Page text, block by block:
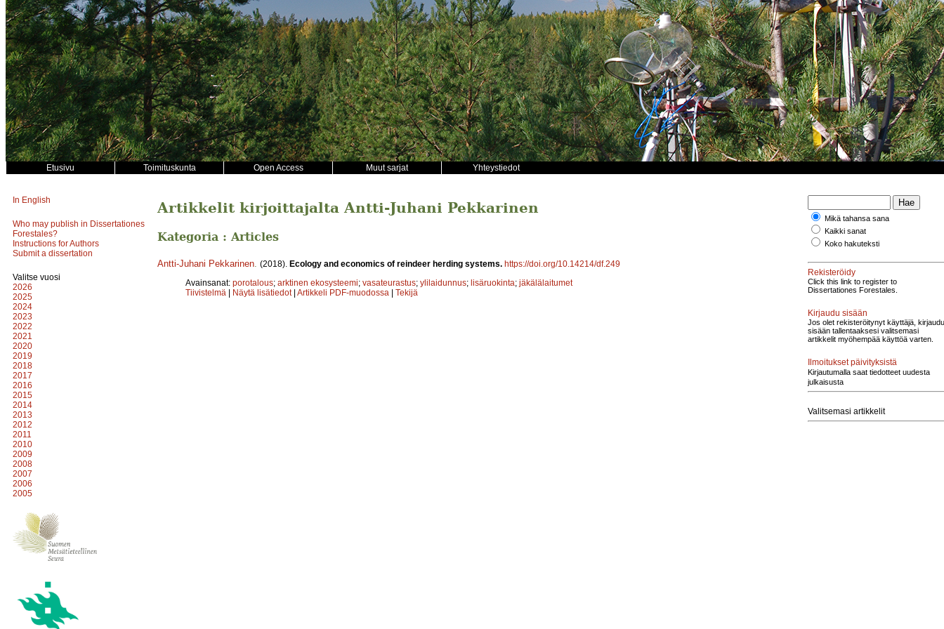
Etusivu Toimituskunta Open Access Muut sarjat Yhteystiedot
In English
Who may publish in Dissertationes
Forestales?
Instructions for Authors
Submit a dissertation
Valitse vuosi
2026
2025
2024
2023
2022
2021
2020
2019
2018
2017
2016
2015
2014
2013
2012
2011
2010
2009
2008
2007
2006
2005
Artikkelit kirjoittajalta Antti-Juhani Pekkarinen
Kategoria : Articles
Antti-Juhani Pekkarinen (2018). Ecology and economics of reindeer herding systems. https://doi.org/10.14214/df.249
Avainsanat: porotalous; arktinen ekosysteemi; vasateurastus; ylilaidunnus; lisäruokinta; jäkälälaitumet
Tiivistelmä | Näytä lisätiedot | Artikkeli PDF-muodossa | Tekijä
Mikä tahansa sana
Kaikki sanat
Koko hakuteksti
Rekisteröidy
Click this link to register to
Dissertationes Forestales.
Kirjaudu sisään
Jos olet rekisteröitynyt käyttäjä, kirjaudu
sisään tallentaaksesi valitsemasi
artikkelit myöhempää käyttöä varten.
Ilmoitukset päivityksistä
Kirjautumalla saat tiedotteet uudesta
julkaisusta
Valitsemasi artikkelit